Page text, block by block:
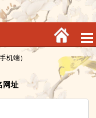
机端）
网址